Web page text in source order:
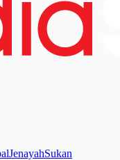
JenayahSukan